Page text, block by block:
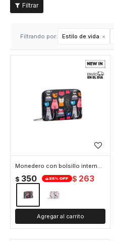
Filtrando por: Estilo de vida
Monedero con bolsillo interno - 9x14cm - Gato
$ 350 $ 263